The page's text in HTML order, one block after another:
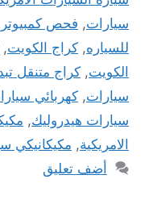
سيارات, فحص كمبيوتر
للسياره, كراج الكويت,
الكويت, كراج متنقل
سيارات, كهربائي
سيارات هيدروليك,
الامريكية, مكيكانيكي
أضف تعليق